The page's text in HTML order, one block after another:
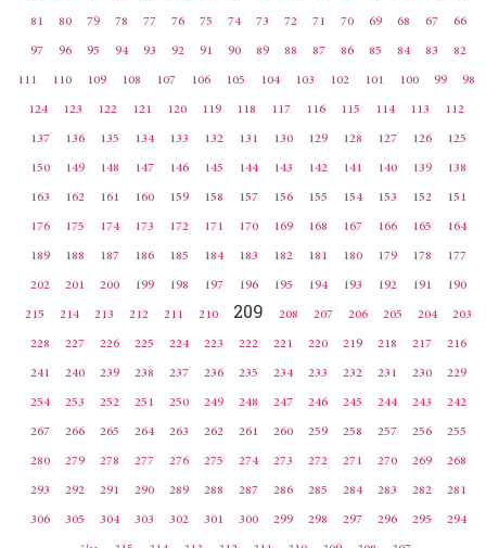
66
67
68
69
70
71
72
73
74
75
76
77
78
79
80
81
82
83
84
85
86
87
88
89
90
91
92
93
94
95
96
97
98
99
100
101
102
103
104
105
106
107
108
109
110
111
112
113
114
115
116
117
118
119
120
121
122
123
124
125
126
127
128
129
130
131
132
133
134
135
136
137
138
139
140
141
142
143
144
145
146
147
148
149
150
151
152
153
154
155
156
157
158
159
160
161
162
163
164
165
166
167
168
169
170
171
172
173
174
175
176
177
178
179
180
181
182
183
184
185
186
187
188
189
190
191
192
193
194
195
196
197
198
199
200
201
202
203
204
205
206
207
208
209
210
211
212
213
214
215
216
217
218
219
220
221
222
223
224
225
226
227
228
229
230
231
232
233
234
235
236
237
238
239
240
241
242
243
244
245
246
247
248
249
250
251
252
253
254
255
256
257
258
259
260
261
262
263
264
265
266
267
268
269
270
271
272
273
274
275
276
277
278
279
280
281
282
283
284
285
286
287
288
289
290
291
292
293
294
295
296
297
298
299
300
301
302
303
304
305
306